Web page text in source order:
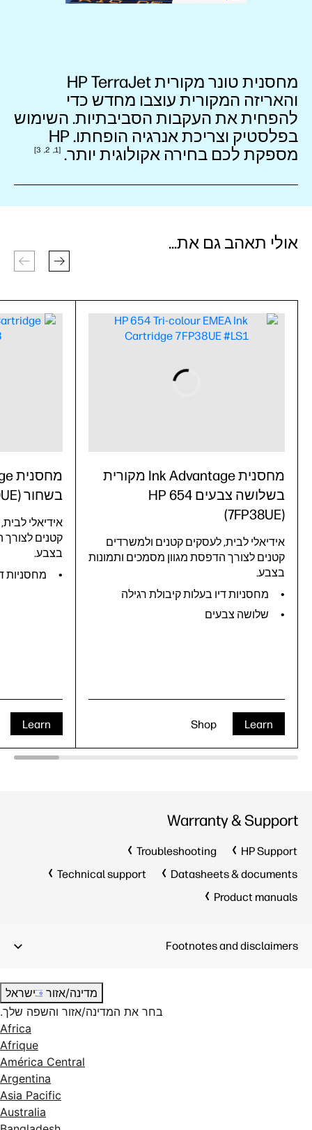
מחסנית טונר מקורית HP TerraJet
והאריזה המקורית עוצבו מחדש כדי
להפחית את העקבות הסביבתיות. השימוש
בפלסטיק וצריכת אנרגיה הופחתו. HP
מספקת לכם בחירה אקולוגית יותר. 1
2
3
אולי תאהב גם את...
בשחור HP 654 (7FP39UE)
אידיאלי
קטנים לצורך
בצבע.
מחסניות
Learn
מחסנית Ink Advantage מקורית
בשלושה צבעים HP 654
(7FP38UE)
אידיאלי לבית, לעסקים קטנים ולמשרדים
קטנים לצורך הדפסת מגוון מסמכים ותמונות
בצבע.
מחסניות דיו בעלות קיבולת רגילה
שלושה צבעים
Learn
Shop
Warranty & Support
HP Support
Troubleshooting
Datasheets & documents
Technical support
Product manuals
Footnotes and disclaimers
מדינה/אזור
ישראל
בחר את המדינה/אזור והשפה שלך.
Africa
Afrique
América Central
Argentina
Asia Pacific
Australia